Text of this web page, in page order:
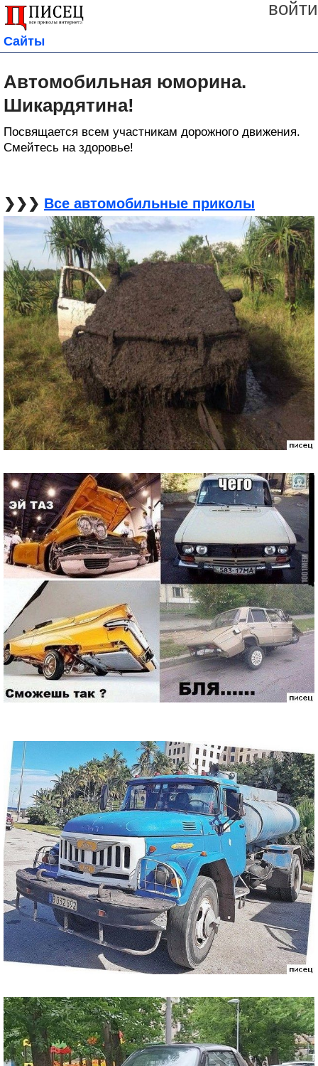
войти
Сайты
Автомобильная юморина.
Шикардятина!
Посвящается всем участникам дорожного движения.
Смейтесь на здоровье!
❯❯❯ Все автомобильные приколы